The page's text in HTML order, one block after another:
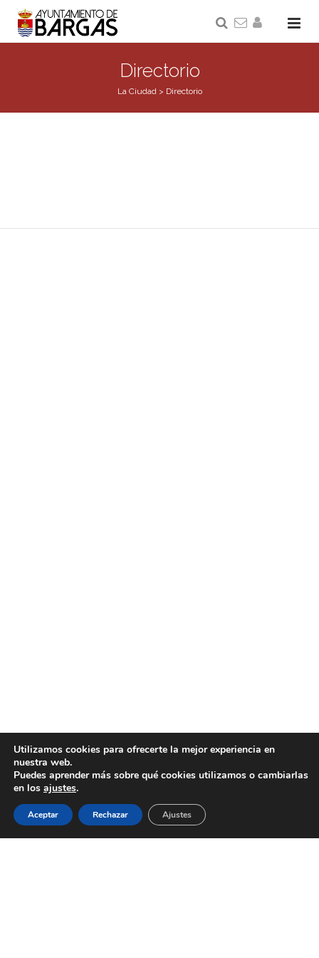
Directorio
La Ciudad> Directorio
Utilizamos cookies para ofrecerte la mejor experiencia en
nuestra web.
Puedes aprender más sobre qué cookies utilizamos o cambiarlas
en los ajustes.
Aceptar Rechazar Ajustes